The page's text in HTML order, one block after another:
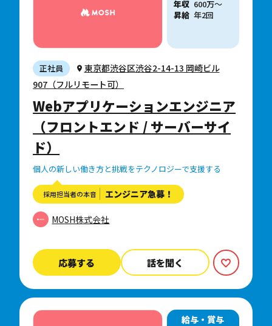
年収 600万〜
昇給 年2回
正社員
東京都渋谷区渋谷2-14-13 岡崎ビル
907（フルリモート可）
Webアプリケーションエンジニア
（フロントエンド / サーバーサイ
ド）
個人の新しい働き方と挑戦をテクノロジーで支援する
採用担当者の本音 エンジニア急募！
MOSH株式会社
応募する 話を聞く
給与・賞与